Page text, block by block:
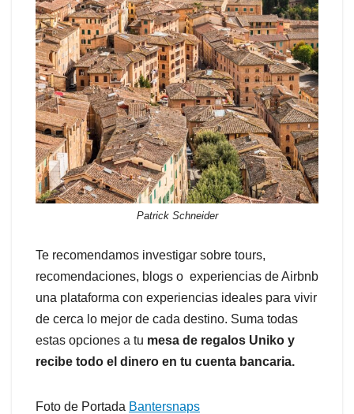
Patrick Schneider
Te recomendamos investigar sobre tours,
recomendaciones, blogs o experiencias de Airbnb
una plataforma con experiencias ideales para vivir
de cerca lo mejor de cada destino. Suma todas
estas opciones a tu mesa de regalos Uniko y
recibe todo el dinero en tu cuenta bancaria.
Foto de Portada Bantersnaps